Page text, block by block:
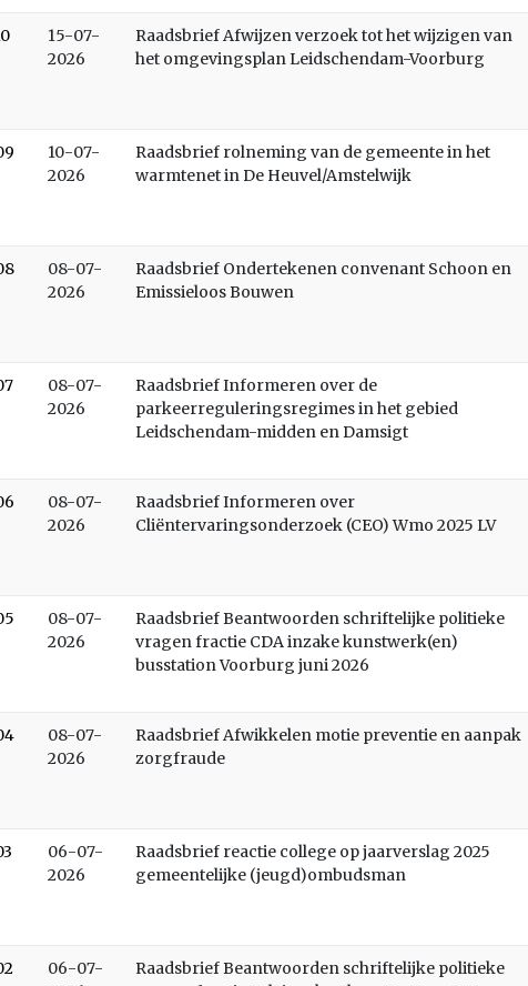
15-07-
2026
Raadsbrief Afwijzen verzoek tot het wijzigen van
het omgevingsplan Leidschendam-Voorburg
10-07-
2026
Raadsbrief rolneming van de gemeente in het
warmtenet in De Heuvel/Amstelwijk
08-07-
2026
Raadsbrief Ondertekenen convenant Schoon en
Emissieloos Bouwen
08-07-
2026
Raadsbrief Informeren over de
parkeerreguleringsregimes in het gebied
Leidschendam-midden en Damsigt
08-07-
2026
Raadsbrief Informeren over
Cliëntervaringsonderzoek (CEO) Wmo 2025 LV
08-07-
2026
Raadsbrief Beantwoorden schriftelijke politieke
vragen fractie CDA inzake kunstwerk(en)
busstation Voorburg juni 2026
08-07-
2026
Raadsbrief Afwikkelen motie preventie en aanpak
zorgfraude
06-07-
2026
Raadsbrief reactie college op jaarverslag 2025
gemeentelijke (jeugd)ombudsman
06-07-
Raadsbrief Beantwoorden schriftelijke politieke